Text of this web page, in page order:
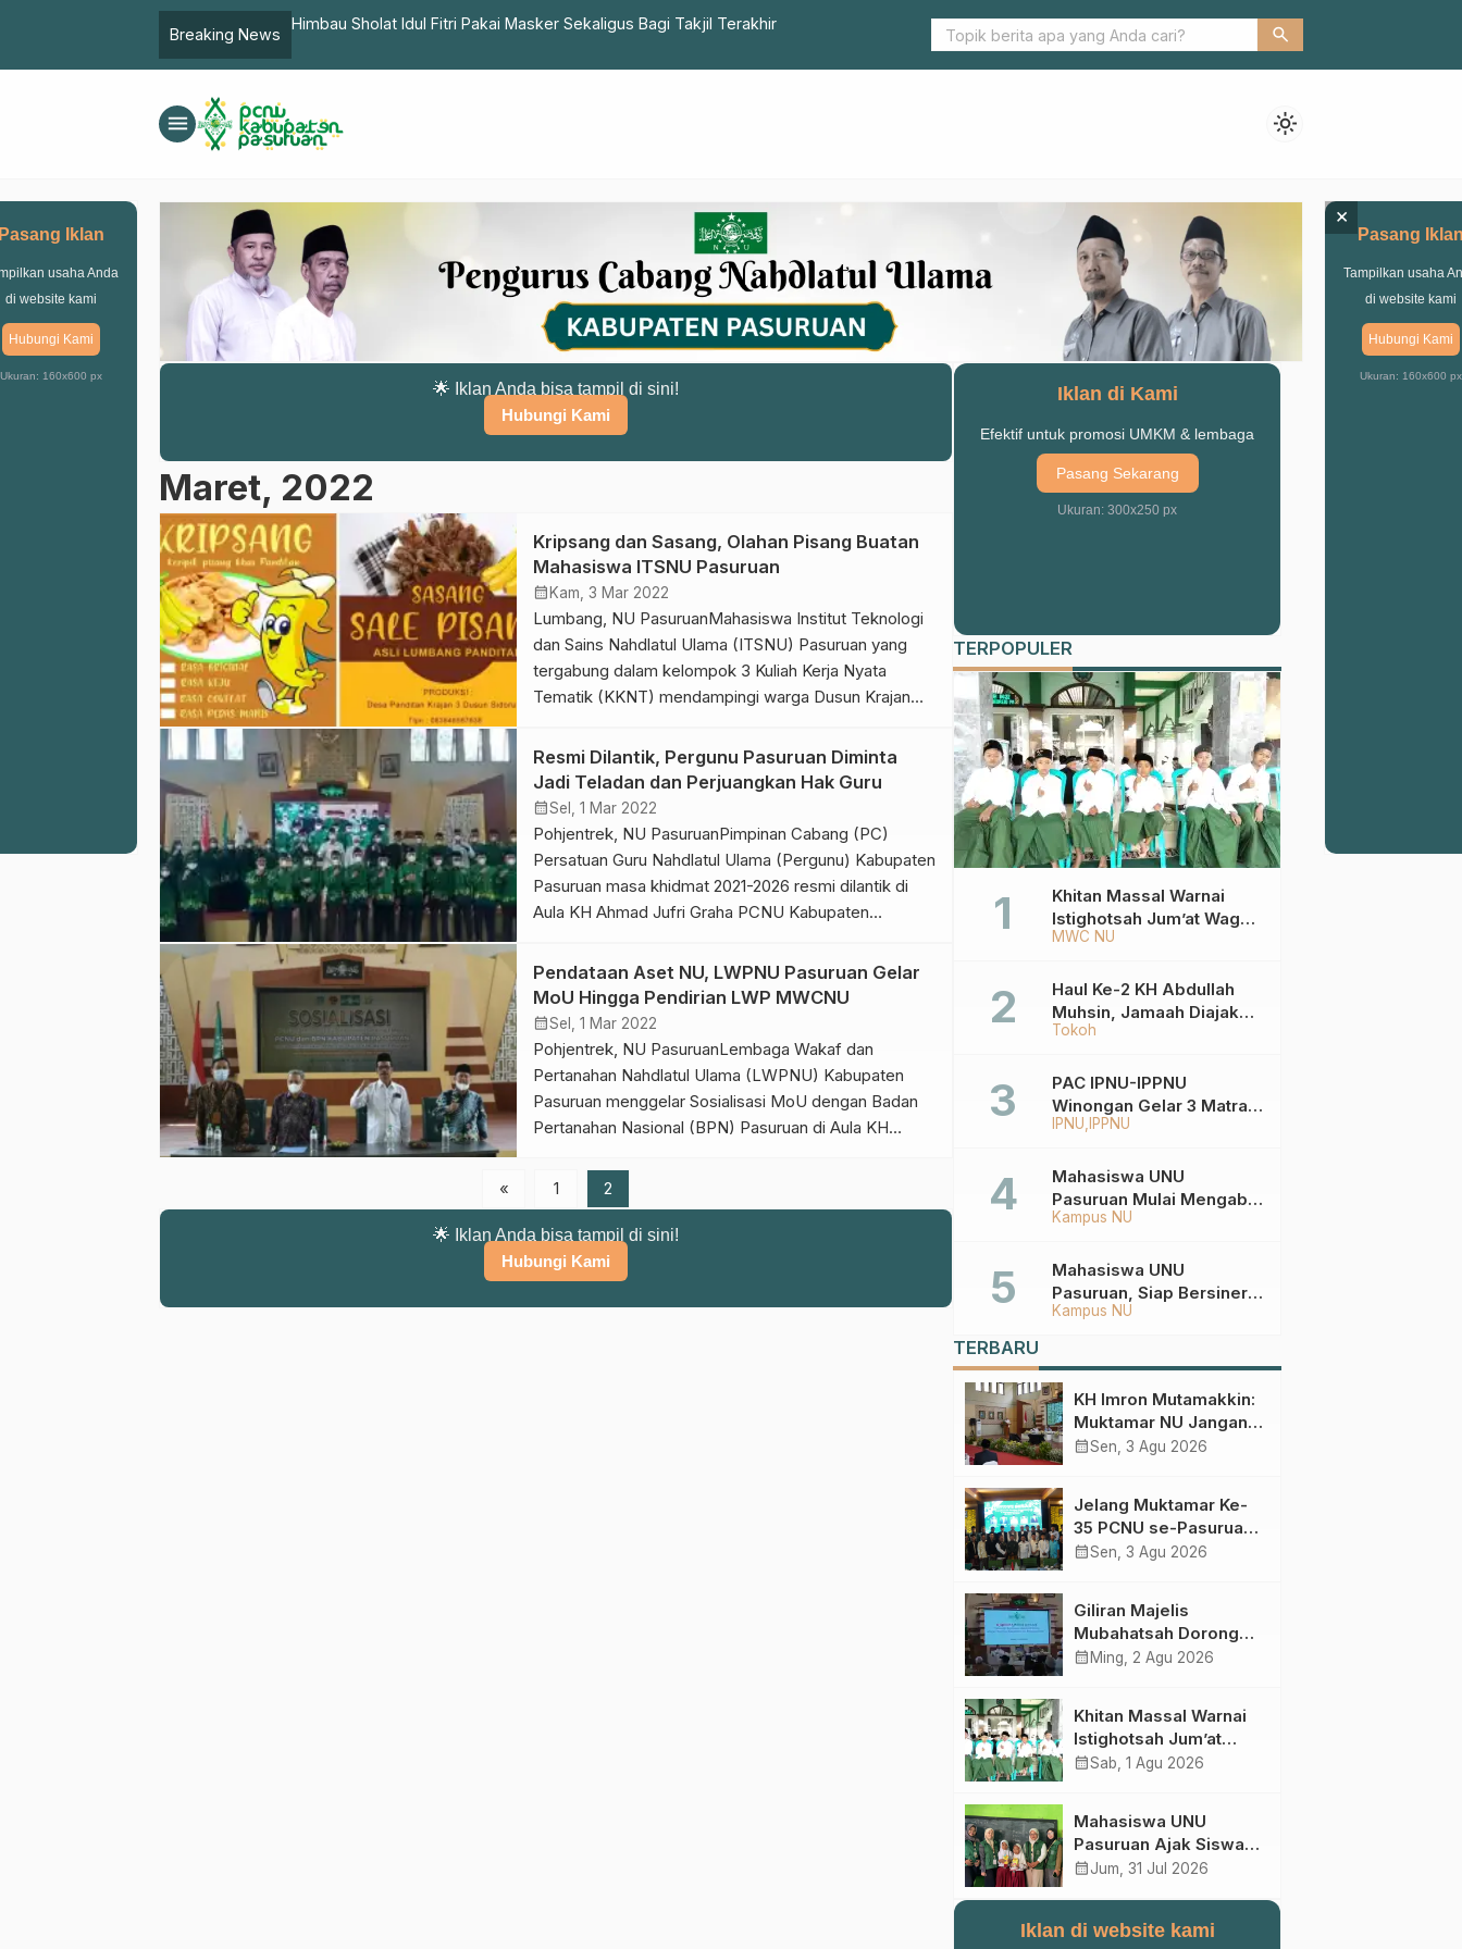
Breaking News
Himbau Sholat Idul Fitri Pakai Masker Sekaligus Bagi Takjil Terakhir Pentingnya Pendidikan tentang Cinta search
menu light_mode
🌟 Iklan Anda bisa tampil di sini!
Hubungi Kami
Maret, 2022
Kripsang dan Sasang, Olahan Pisang Buatan
Mahasiswa ITSNU Pasuruan
calendar_month Kam, 3 Mar 2022
Lumbang, NU PasuruanMahasiswa Institut Teknologi
dan Sains Nahdlatul Ulama (ITSNU) Pasuruan yang
tergabung dalam kelompok 3 Kuliah Kerja Nyata
Tematik (KKNT) mendampingi warga Dusun Krajan
Kabupaten Pasuruan dalam mengolah pisang. Menjadi
Kripik Pisang Khas Panditan (Kripsang) dan Sale
Pisang Asli Lumbang Panditan (Sasang).
Penanggungjawab Kegiatan Sailatul Ilmi
menyampaikan, meski Desa […]
Resmi Dilantik, Pergunu Pasuruan Diminta
Jadi Teladan dan Perjuangkan Hak Guru
calendar_monthSel, 1 Mar 2022
Pohjentrek, NU PasuruanPimpinan Cabang (PC)
Persatuan Guru Nahdlatul Ulama (Pergunu) Kabupaten
Pasuruan masa khidmat 2021-2026 resmi dilantik di
Aula KH Ahmad Jufri Graha PCNU Kabupaten
Senin (28/02/2022). Ketua Pengurus Cabang Nahdlatul
Ulama (PCNU) Kabupaten Pasuruan KH Imron
Mutamakkin menyampaikan, selamat dan sukses
untuk pengurus Pergunu. Ia juga mengingatkan,
bahwa peran […]
Pendataan Aset NU, LWPNU Pasuruan Gelar
MoU Hingga Pendirian LWP MWCNU
calendar_monthSel, 1 Mar 2022
Pohjentrek, NU PasuruanLembaga Wakaf dan
Pertanahan Nahdlatul Ulama (LWPNU) Kabupaten
Pasuruan menggelar Sosialisasi MoU dengan Badan
Pertanahan Nasional (BPN) Pasuruan di Aula KH
Rabu (23/2/2022). Ketua LWPNU Abdul Karim
menyampaikan, kegiatan itu juga dalam rangka
membentuk Majelis Wakil Cabang (MWC) LWPNU Se
Kabupaten Pasuruan. “Nantinya LWPNU tingkat MWC
harus mendata […]
« 1 2
🌟 Iklan Anda bisa tampil di sini!
Hubungi Kami
Iklan di Kami
Efektif untuk promosi UMKM & lembaga
Pasang Sekarang
Ukuran: 300x250 px
TERPOPULER
MWC NU
Khitan Massal Warnai
Istighotsah Jum’at Wage
MWCNU Sukorejo
Tokoh
Haul Ke-2 KH Abdullah
Muhsin, Jamaah Diajak
Meneladani
IPNU IPPNU
PAC IPNU-IPPNU
Winongan Gelar 3 Matra
di MA Ma’arif An-Nur
Kampus NU
Mahasiswa UNU
Pasuruan Mulai Mengabdi
di Wonokerto dan Oro-
Programnya
Kampus NU
Mahasiswa UNU
Pasuruan, Siap Bersinergi
Percepat Pembangunan
TERBARU
KH Imron Mutamakkin:
Muktamar NU Jangan
Terjebak pada
calendar_monthSen, 3 Agu 2026
Jelang Muktamar Ke-
35 PCNU se-Pasuruan
Raya Rumuskan
Abad Kedua
calendar_monthSen, 3 Agu 2026
Giliran Majelis
Mubahatsah Dorong
Gagasan Pelembagaan
calendar_month Ming, 2 Agu 2026
Khitan Massal Warnai
Istighotsah Jum’at
Wage MWCNU
calendar_monthSab, 1 Agu 2026
Mahasiswa UNU
Pasuruan Ajak Siswa
SD Al Maksum
calendar_monthJum, 31 Jul 2026
Iklan di website kami
Iklan
usaha Anda
di website kami
Hubungi Kami
Ukuran: 160x600 px
Pasang
Tampilkan usaha
di website kami
Hubungi Kami
Ukuran: 160x600 px
×